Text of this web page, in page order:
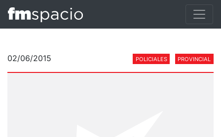
02/06/2015 POLICIALES PROVINCIAL